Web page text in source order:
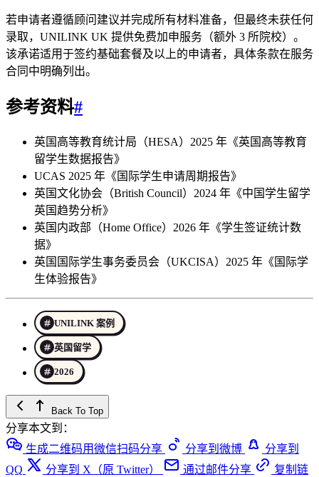
若申请者遵循顾问建议并完成所有材料准备，但最终未获任何
录取，UNILINK UK 提供免费加申服务（额外 3 所院校）。
该承诺适用于签约基础套餐及以上的申请者，具体条款在服务
合同中明确列出。
参考资料#
英国高等教育统计局（HESA）2025 年《英国高等教育
留学生数据报告》
UCAS 2025 年《国际学生申请周期报告》
英国文化协会（British Council）2024 年《中国学生留学
英国趋势分析》
英国内政部（Home Office）2026 年《学生签证统计数
据》
英国国际学生事务委员会（UKCISA）2025 年《国际学
生体验报告》
UNILINK 案例
英国留学
2026
Back To Top
分享本文到：
生成二维码用微信扫码分享
分享到微博
分享到
QQ
分享到 X（原 Twitter） 通过邮件分享
复制链